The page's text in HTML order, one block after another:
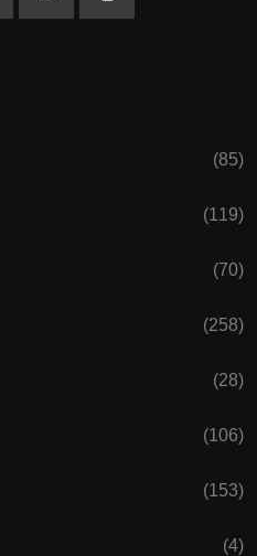
(85)
(119)
(70)
(258)
(28)
(106)
(153)
(4)